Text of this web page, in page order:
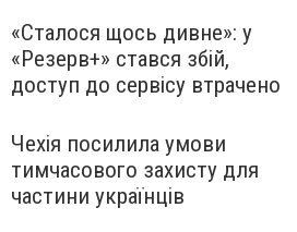
«Сталося щось дивне»: у
«Резерв+» стався збій,
доступ до сервісу втрачено
Чехія посилила умови
тимчасового захисту для
частини українців